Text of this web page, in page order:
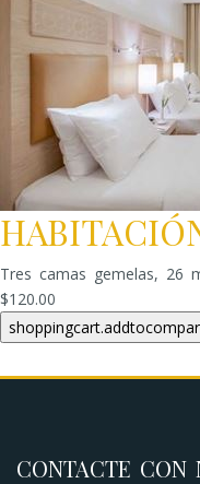
Tres camas gemelas, 26
$120.00
CONTACTE CON